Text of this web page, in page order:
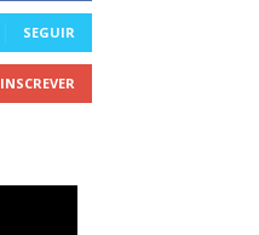
SEGUIR
INSCREVER